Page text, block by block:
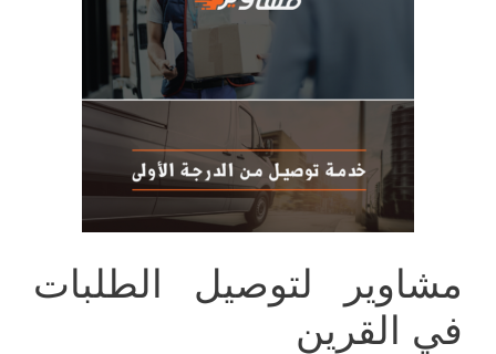
مشاوير لتوصيل الطلبات
في القرين